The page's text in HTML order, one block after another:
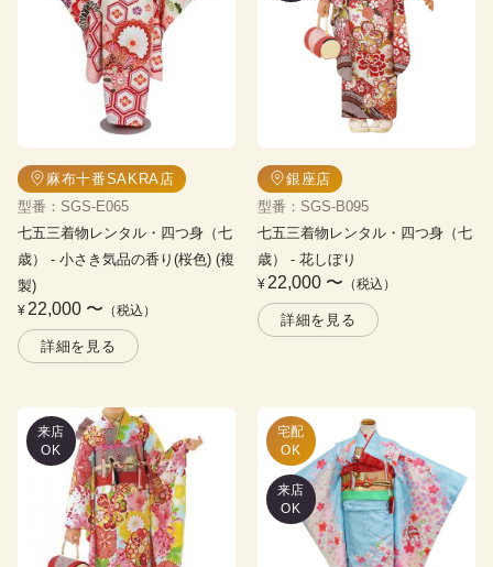
麻布十番SAKRA店
型番 ： SGS-E065
七五三着物レンタル・四つ身（七
歳）
- 小さき気品の香り(桜色) (複
製)
¥ 22,000 〜 （税込）
詳細を見る
銀座店
型番 ： SGS-B095
七五三着物レンタル・四つ身（七
歳）
- 花しぼり
¥ 22,000 〜 （税込）
詳細を見る
来店
OK
宅配
OK
来店
OK